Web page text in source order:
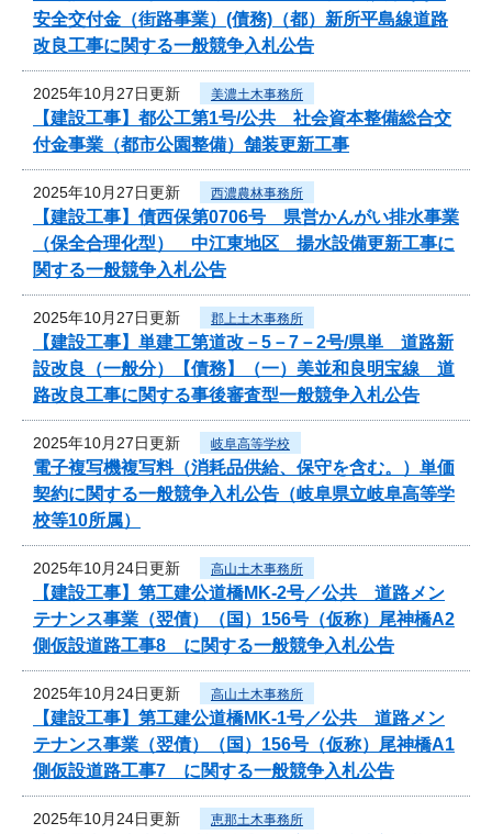
安全交付金（街路事業）(債務)（都）新所平島線道路
改良工事に関する一般競争入札公告
2025年10月27日更新 美濃土木事務所
【建設工事】都公工第1号/公共 社会資本整備総合交
付金事業（都市公園整備）舗装更新工事
2025年10月27日更新 西濃農林事務所
【建設工事】債西保第0706号 県営かんがい排水事業
（保全合理化型） 中江東地区 揚水設備更新工事に
関する一般競争入札公告
2025年10月27日更新 郡上土木事務所
【建設工事】単建工第道改－5－7－2号/県単 道路新
設改良（一般分）【債務】（一）美並和良明宝線 道
路改良工事に関する事後審査型一般競争入札公告
2025年10月27日更新 岐阜高等学校
電子複写機複写料（消耗品供給、保守を含む。）単価
契約に関する一般競争入札公告（岐阜県立岐阜高等学
校等10所属）
2025年10月24日更新 高山土木事務所
【建設工事】第工建公道橋MK-2号／公共 道路メン
テナンス事業（翌債）（国）156号（仮称）尾神橋A2
側仮設道路工事8 に関する一般競争入札公告
2025年10月24日更新 高山土木事務所
【建設工事】第工建公道橋MK-1号／公共 道路メン
テナンス事業（翌債）（国）156号（仮称）尾神橋A1
側仮設道路工事7 に関する一般競争入札公告
2025年10月24日更新 恵那土木事務所